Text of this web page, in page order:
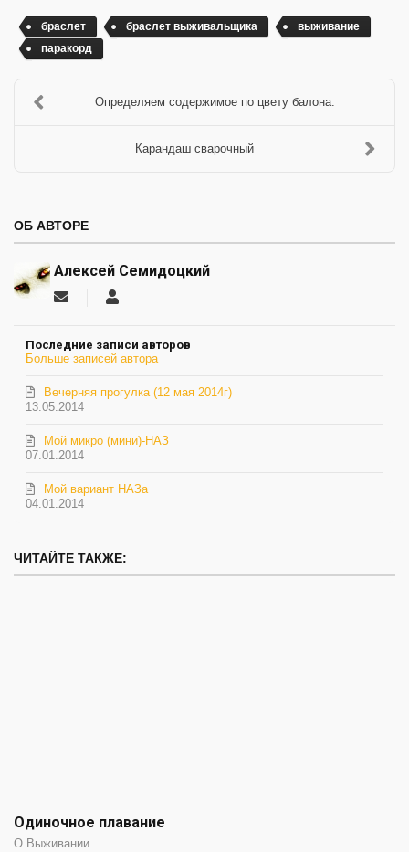
браслет браслет выживальщика
выживание
паракорд
Определяем содержимое по цвету балона.
Карандаш сварочный
ОБ АВТОРЕ
Алексей Семидоцкий
Подписаться
автора
Последние записи авторов
Больше записей автора
13.05.2014
Вечерняя прогулка (12 мая 2014г)
07.01.2014
Мой микро (мини)-НАЗ
04.01.2014
Мой вариант НАЗа
ЧИТАЙТЕ ТАКЖЕ:
Одиночное плавание
О Выживании